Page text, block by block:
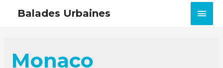
Balades Urbaines
Monaco